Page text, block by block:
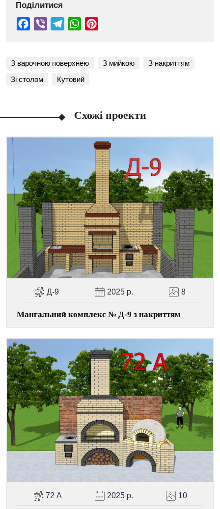
Поділитися
Facebook
ViberTelegramWhatsApp
Pinterest
З варочною поверхнею З мийкою
З накриттям
Зі столом
Кутовий
Схожі проекти
Д-9 2025 р. 8
Мангальний комплекс № Д-9 з накриттям
72 А 2025 р. 10